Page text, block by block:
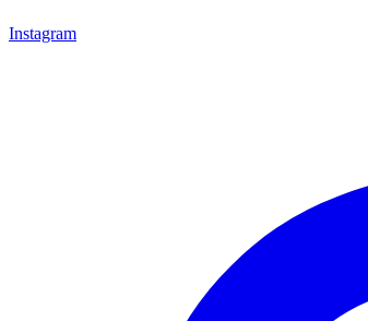
Instagram